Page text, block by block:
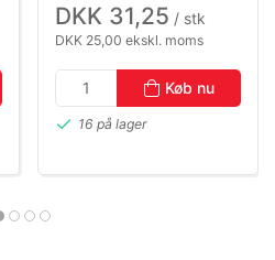
DKK 31,25 / stk
DKK 25,00 ekskl. moms
Køb nu
16 på lager